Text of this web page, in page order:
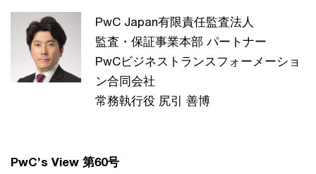
PwC Japan有限責任監査法人
監査・保証事業本部 パートナー
PwCビジネストランスフォーメーショ
ン合同会社
常務執行役 尻引 善博
PwC’s View 第60号